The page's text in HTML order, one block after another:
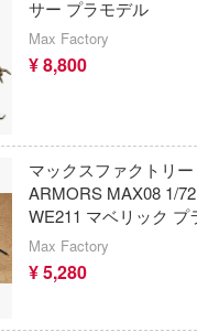
サー プラモデル
Max Factory
¥ 8,800
マックスファクトリ
ARMORS MAX08 1/
WE211 マベリック プ
Max Factory
¥ 5,280
閃乱カグラ
葬送のフリーレン
創彩少女庭園
ソニック・ザ・ヘ
ソードアート・
AIRFIX(エアフィ
AIMS(ビーバーコ
AIMファンモデ
AFV CLUB(GSIク
・ニンジャ・ター